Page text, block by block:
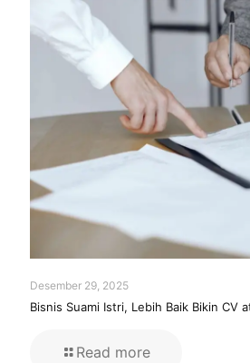
Desember 29, 2025
Bisnis Suami Istri, Lebih Baik Bikin CV
Read more